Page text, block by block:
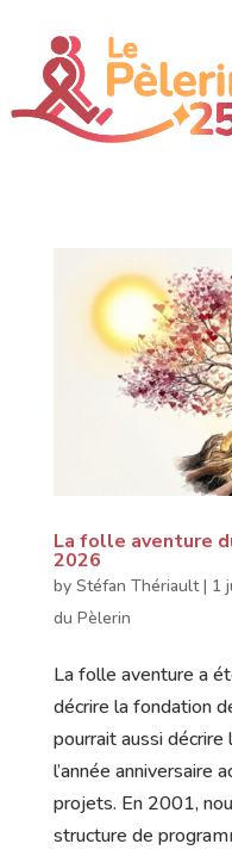
La folle aventure
2026
by Stéfan Thériault| 1
du Pèlerin
La folle aventure a
décrire la fondation
pourrait aussi
l’année anniversaire
projets. En 2001,
structure de